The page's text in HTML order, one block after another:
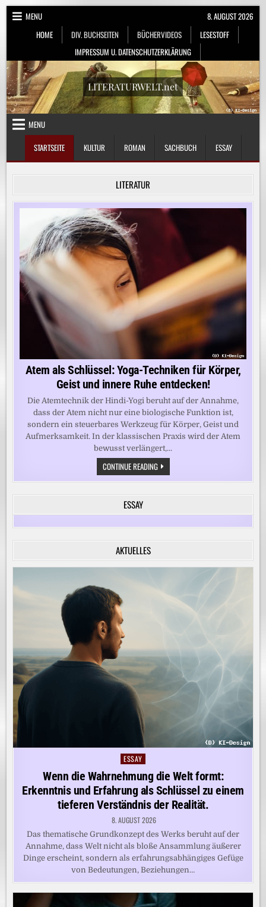
Skip
MENU
HOME
DIV. BUCHSEITEN BÜCHERVIDEOS
LESESTOFF
IMPRESSUM U. DATENSCHUTZERKLÄRUNG
8. AUGUST 2026
LITERATURWELT.net
MENU
STARTSEITE
KULTUR ROMAN SACHBUCH ESSAY
LITERATUR
Atem als Schlüssel: Yoga-Techniken für Körper,
Geist und innere Ruhe entdecken!
Die Atemtechnik der Hindi-Yogi beruht auf der Annahme,
dass der Atem nicht nur eine biologische Funktion ist,
sondern ein steuerbares Werkzeug für Körper, Geist und
Aufmerksamkeit. In der klassischen Praxis wird der Atem
bewusst verlängert,...
CONTINUE READINGATEM
ALS
SCHLÜSSEL:
TECHNIKEN
KÖRPER,
UND
RUHE
ESSAY
AKTUELLES
Posted
in
ESSAY
Wenn die Wahrnehmung die Welt formt:
Erkenntnis und Erfahrung als Schlüssel zu einem
tieferen Verständnis der Realität.
8. AUGUST 2026
Das thematische Grundkonzept des Werks beruht auf der
Annahme, dass Welt nicht als bloße Ansammlung äußerer
Dinge erscheint, sondern als erfahrungsabhängiges Gefüge
von Bedeutungen, Beziehungen…